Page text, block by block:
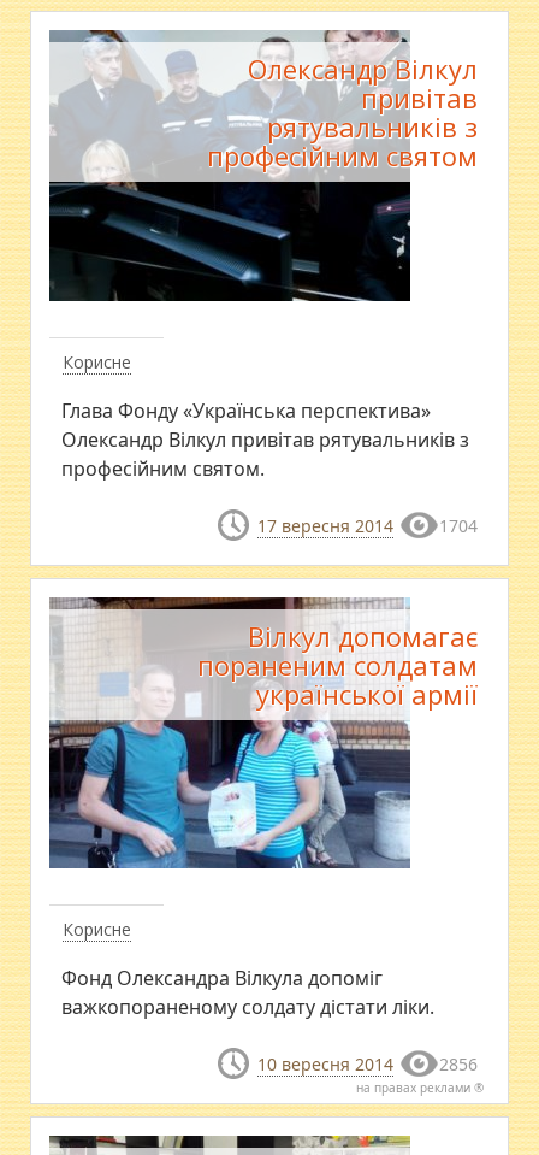
Корисне
Олександр Вілкул
привітав
рятувальників з
професійним святом
Глава Фонду «Українська перспектива»
Олександр Вілкул привітав рятувальників з
професійним святом.
17 вересня 2014 1704
Корисне
Вілкул допомагає
пораненим солдатам
української армії
Фонд Олександра Вілкула допоміг
важкопораненому солдату дістати ліки.
10 вересня 2014 2856
на правах реклами ®